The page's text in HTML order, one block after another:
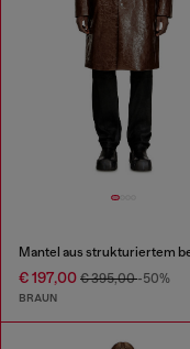
€ 197,00 € 395,00-50%
BRAUN